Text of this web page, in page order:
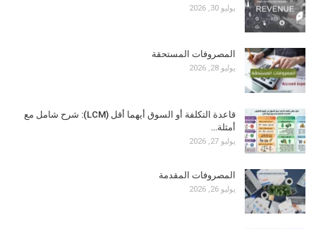
يوليو 30, 2026
المصروفات المستحقة
يوليو 28, 2026
قاعدة التكلفة أو السوق أيهما أقل (LCM): شرح شامل مع
أمثلة…
يوليو 27, 2026
المصروفات المقدمة
يوليو 26, 2026